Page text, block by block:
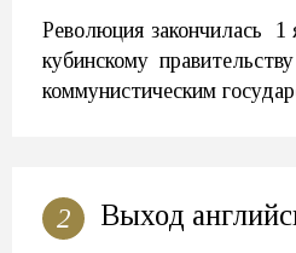
Революция закончилась 1
кубинскому
коммунистическим
2 Выход